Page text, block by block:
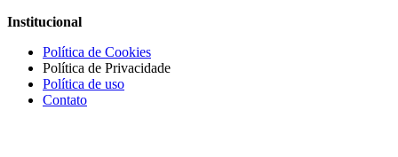
Institucional
Política de Cookies
Política de Privacidade
Política de uso
Contato